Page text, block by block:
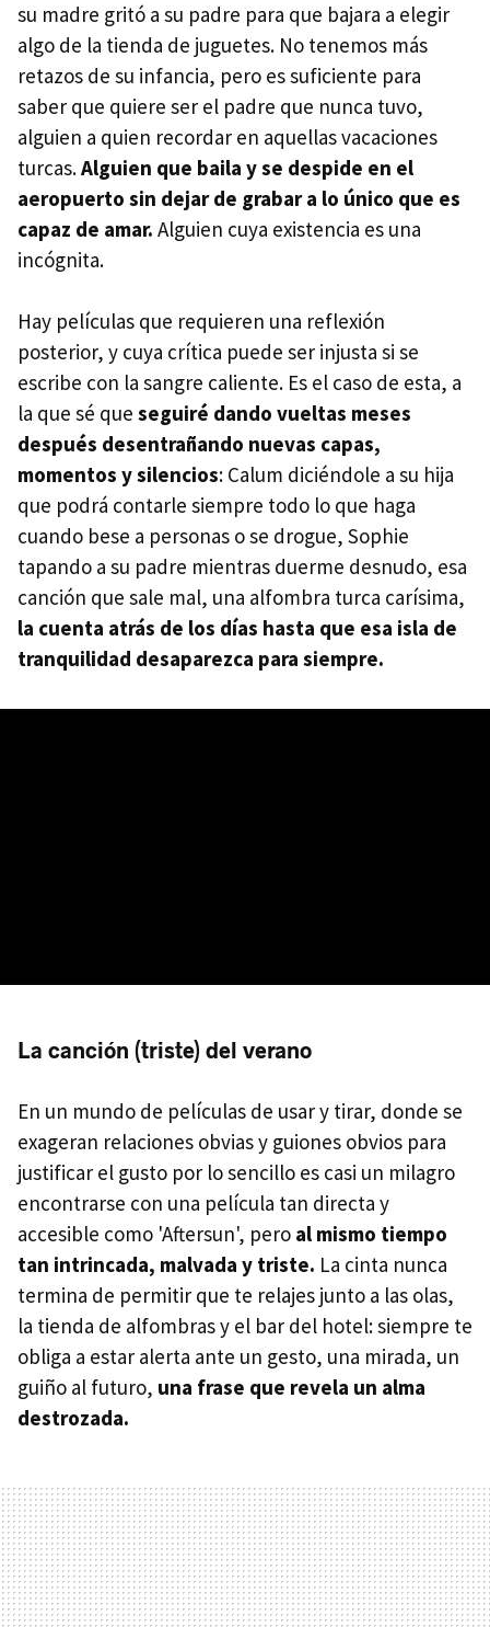
su madre gritó a su padre para que bajara a elegir
algo de la tienda de juguetes. No tenemos más
retazos de su infancia, pero es suficiente para
saber que quiere ser el padre que nunca tuvo,
alguien a quien recordar en aquellas vacaciones
turcas.Alguien que baila y se despide en el
aeropuerto sin dejar de grabar a lo único que es
capaz de amar. Alguien cuya existencia es una
incógnita.
Hay películas que requieren una reflexión
posterior, y cuya crítica puede ser injusta si se
escribe con la sangre caliente. Es el caso de esta, a
la que sé que seguiré dando vueltas meses
después desentrañando nuevas capas,
momentos y silencios: Calum diciéndole a su hija
que podrá contarle siempre todo lo que haga
cuando bese a personas o se drogue, Sophie
tapando a su padre mientras duerme desnudo, esa
canción que sale mal, una alfombra turca carísima,
la cuenta atrás de los días hasta que esa isla de
tranquilidad desaparezca para siempre.
La canción (triste) del verano
En un mundo de películas de usar y tirar, donde se
exageran relaciones obvias y guiones obvios para
justificar el gusto por lo sencillo es casi un milagro
encontrarse con una película tan directa y
accesible como 'Aftersun', pero al mismo tiempo
tan intrincada, malvada y triste. La cinta nunca
termina de permitir que te relajes junto a las olas,
la tienda de alfombras y el bar del hotel: siempre te
obliga a estar alerta ante un gesto, una mirada, un
guiño al futuro, una frase que revela un alma
destrozada.